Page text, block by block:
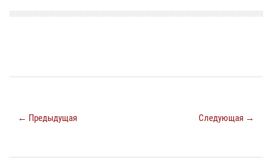
← Предыдущая Следующая →